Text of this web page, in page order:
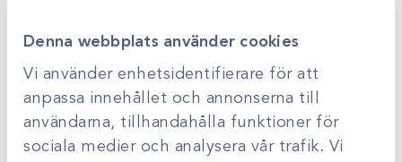
Denna webbplats använder cookies
Vi använder enhetsidentifierare för att
anpassa innehållet och annonserna till
användarna, tillhandahålla funktioner för
sociala medier och analysera vår trafik. Vi
Art.nr 1147568